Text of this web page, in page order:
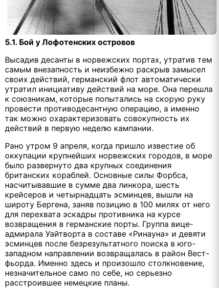
5.1. Бой у Лофотенских островов
Высадив десанты в норвежских портах, утратив тем
самым внезапность и неизбежно раскрыв замысел
своих действий, германский флот автоматически
утратил инициативу действий на море. Она перешла
к союзникам, которые попытались на скорую руку
провести противодесантную операцию, а именно
так можно охарактеризовать совокупность их
действий в первую неделю кампании.
Рано утром 9 апреля, когда пришло известие об
оккупации крупнейших норвежских городов, в море
было развернуто два крупных соединения
британских кораблей. Основные силы Форбса,
насчитывавшие в сумме два линкора, шесть
крейсеров и четырнадцать эсминцев, вышли на
широту Бергена, заняв позицию в 100 милях от него
для перехвата эскадры противника на курсе
возвращения в германские порты. Группа вице-
адмирала Уайтворта в составе «Ринауна» и девяти
эсминцев после безрезультатного поиска в юго-
западном направлении возвращалась в район Вест-
фьорда. Именно здесь и произошло столкновение,
незначительное само по себе, но серьезно
расстроившее немецкие планы.